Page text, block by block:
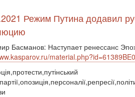
Режим Путина додавил
Басманов: Наступает ренессанс